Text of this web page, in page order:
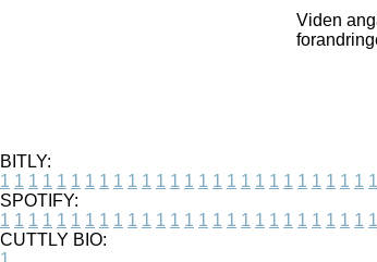
Viden
BITLY:
1 1 1 1 1 1 1 1 1 1 1 1 1 1 1 1 1 1 1 1 1 1 1 1 1 1 1
SPOTIFY:
1 1 1 1 1 1 1 1 1 1 1 1 1 1 1 1 1 1 1 1 1 1 1 1 1 1 1
CUTTLY BIO: